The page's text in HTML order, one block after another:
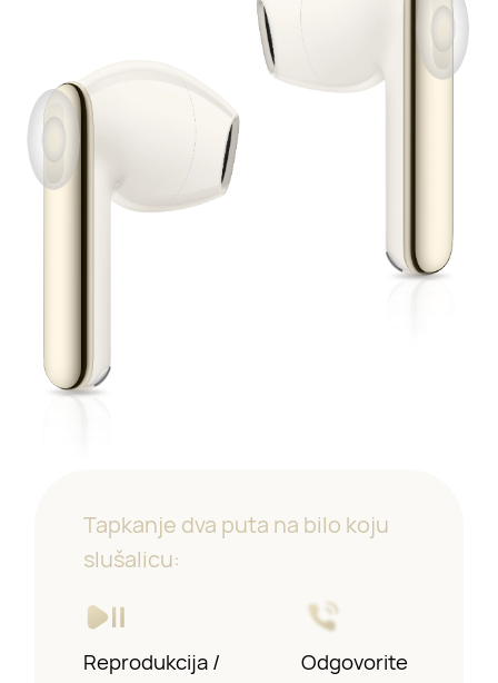
Tapkanje dva puta na bilo koju
slušalicu:
Reprodukcija/
Odgovorite
Prethodna/Sledeća